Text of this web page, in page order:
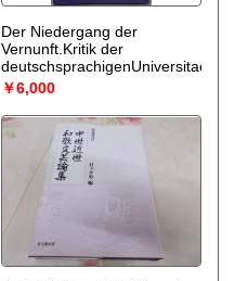
Der Niedergang der
Vernunft.Kritik der
￥6,000